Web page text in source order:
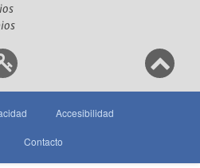
Accesibilidad
Contacto